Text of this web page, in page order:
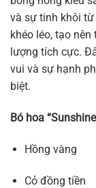
và sự tinh khôi
khéo léo, tạo
lượng tích cực.
vui và sự hạnh
biệt.
Bó hoa
Hồng vàng
Cỏ đồng tiền